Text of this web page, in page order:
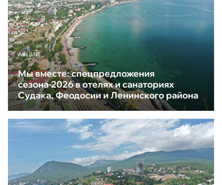
АКЦИИ
Мы вместе: спецпредложения
сезона-2026 в отелях и санаториях
Судака, Феодосии и Ленинского района